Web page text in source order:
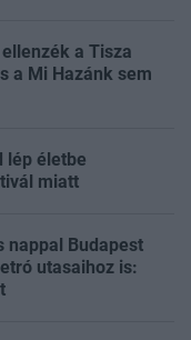
a Tisza
a Mi Hazánk sem
lép életbe
miatt
nappal Budapest
utasaihoz is: